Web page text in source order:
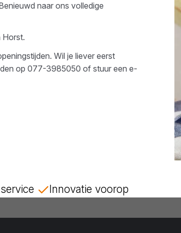
naar ons volledige
Horst.
Wil je liever eerst
op 077-3985050 of stuur een e-
Innovatie voorop